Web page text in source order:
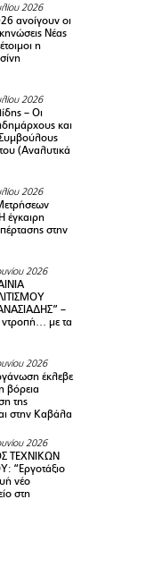
2026
ανοίγουν οι
Νέας
η
2026
– Οι
και
(Αναλυτικά
2026
έγκαιρη
στην
2026
–
ντροπή… με τα
2026
έκλεβε
βόρεια
της
στην Καβάλα
2026
ΤΕΧΝΙΚΩΝ
“Εργοτάξιο
νέο
στη